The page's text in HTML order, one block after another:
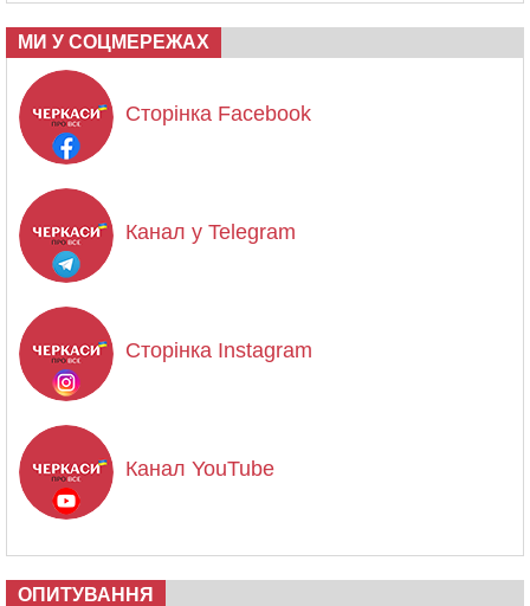
МИ У СОЦМЕРЕЖАХ
Сторінка Facebook
Канал у Telegram
Сторінка Instagram
Канал YouTube
ОПИТУВАННЯ